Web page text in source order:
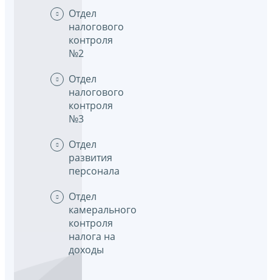
Отдел
налогового
контроля
№2
Отдел
налогового
контроля
№3
Отдел
развития
персонала
Отдел
камерального
контроля
налога на
доходы